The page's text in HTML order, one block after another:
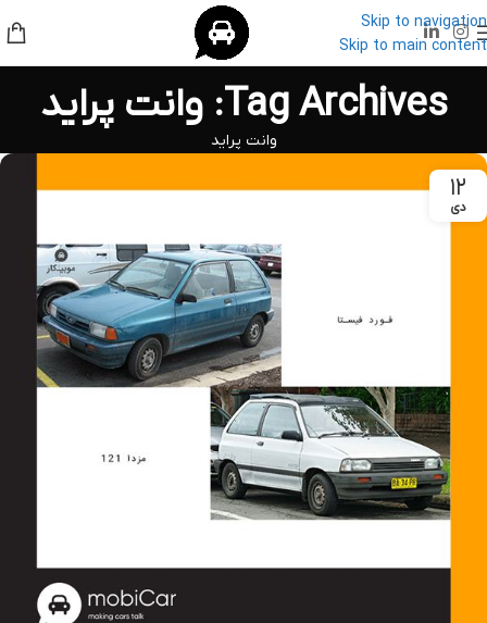
Skip to navigation
Skip to main content
Tag Archives: وانت پراید
وانت پراید
۱۲
دی